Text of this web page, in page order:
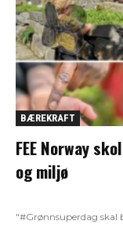
BÆREKRAFT
FEE Norway
og miljø
"#Grønnsuperdag skal